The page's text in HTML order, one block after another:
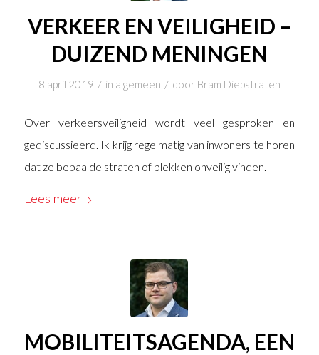
VERKEER EN VEILIGHEID –
DUIZEND MENINGEN
8 april 2019 / in algemeen / door Bram Diepstraten
Over verkeersveiligheid wordt veel gesproken en
gediscussieerd. Ik krijg regelmatig van inwoners te horen
dat ze bepaalde straten of plekken onveilig vinden.
Lees meer
MOBILITEITSAGENDA, EEN